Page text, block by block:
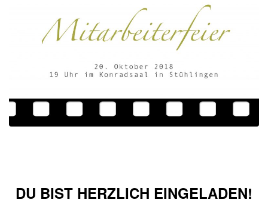
DU BIST HERZLICH EINGELADEN!